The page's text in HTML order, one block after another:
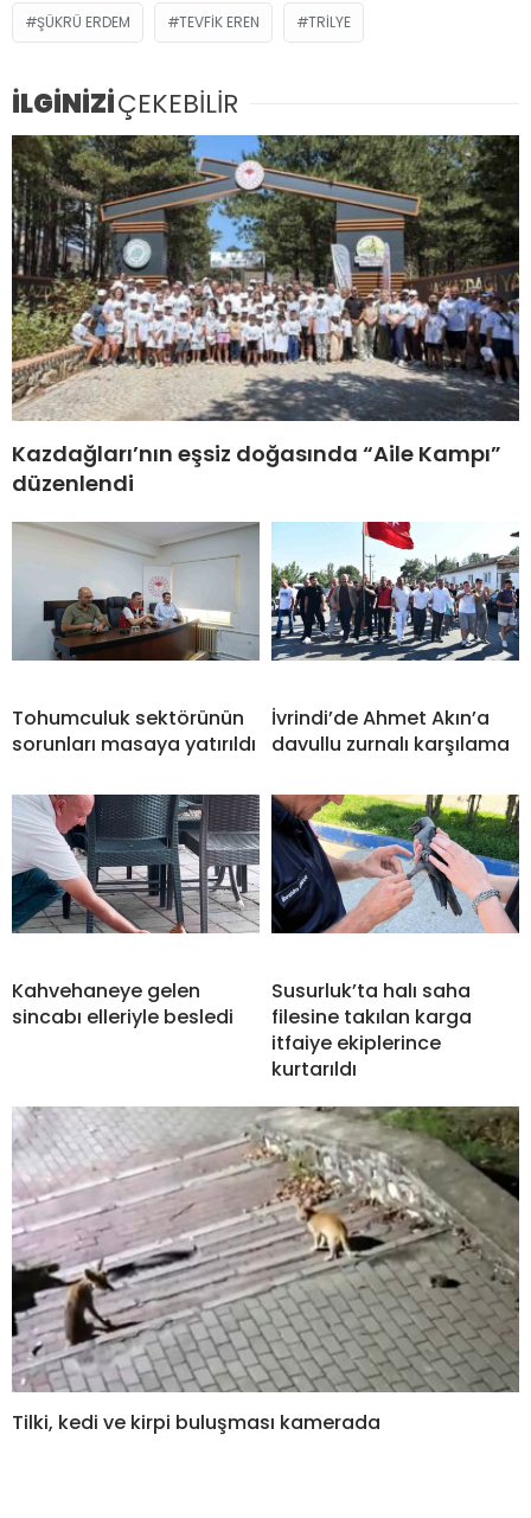
ŞÜKRÜ ERDEM TEVFIK EREN TRILYE
İLGİNİZİÇEKEBİLİR
Kazdağları’nın eşsiz doğasında “Aile Kampı”
düzenlendi
Tohumculuk sektörünün
sorunları masaya yatırıldı
İvrindi’de Ahmet Akın’a
davullu zurnalı karşılama
Kahvehaneye gelen
sincabı elleriyle besledi
Susurluk’ta halı saha
filesine takılan karga
itfaiye ekiplerince
kurtarıldı
Tilki, kedi ve kirpi buluşması kamerada